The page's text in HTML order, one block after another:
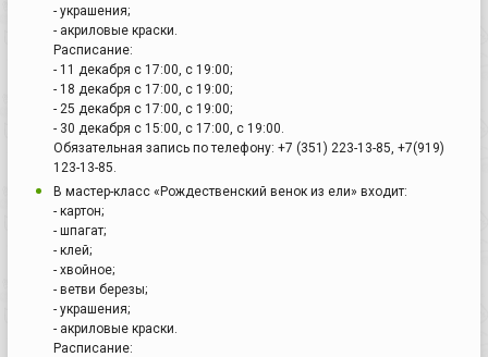
- украшения;
- акриловые краски.
Расписание:
- 11 декабря с 17:00, с 19:00;
- 18 декабря с 17:00, с 19:00;
- 25 декабря с 17:00, с 19:00;
- 30 декабря с 15:00, с 17:00, с 19:00.
Обязательная запись по телефону: +7 (351) 223-13-85, +7(919)
123-13-85.
В мастер-класс «Рождественский венок из ели» входит:
- картон;
- шпагат;
- клей;
- хвойное;
- ветви березы;
- украшения;
- акриловые краски.
Расписание: